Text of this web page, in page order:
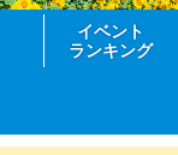
イベント
ランキング